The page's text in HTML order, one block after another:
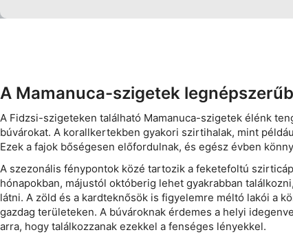
A Mamanuca-szigetek
A Fidzsi-szigeteken található Mamanuca-szigetek élénk
búvárokat. A korallkertekben gyakori szirtihalak, mint
Ezek a fajok bőségesen előfordulnak, és egész évben
A szezonális fénypontok közé tartozik a feketefoltú
hónapokban, májustól októberig lehet gyakrabban
látni. A zöld és a kardteknősök is figyelemre méltó lakói a
gazdag területeken. A búvároknak érdemes a helyi
arra, hogy találkozzanak ezekkel a fenséges lényekkel.
Necessary
Performance
Functional
Advertising